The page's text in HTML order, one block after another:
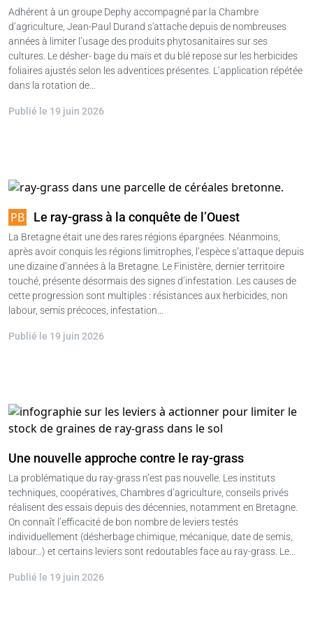
Adhérent à un groupe Dephy accompagné par la Chambre
d’agriculture, Jean-Paul Durand s'attache depuis de nombreuses
années à limiter l’usage des produits phytosanitaires sur ses
cultures. Le désher- bage du maïs et du blé repose sur les herbicides
foliaires ajustés selon les adventices présentes. L’application répétée
dans la rotation de…
Publié le 19 juin 2026
Le ray-grass à la conquête de l’Ouest
La Bretagne était une des rares régions épargnées. Néanmoins,
après avoir conquis les régions limitrophes, l’espèce s’attaque depuis
une dizaine d’années à la Bretagne. Le Finistère, dernier territoire
touché, présente désormais des signes d’infestation. Les causes de
cette progression sont multiples : résistances aux herbicides, non
labour, semis précoces, infestation…
Publié le 19 juin 2026
Une nouvelle approche contre le ray-grass
La problématique du ray-grass n’est pas nouvelle. Les instituts
techniques, coopératives, Chambres d’agriculture, conseils privés
réalisent des essais depuis des décennies, notamment en Bretagne.
On connaît l’efficacité de bon nombre de leviers testés
individuellement (désherbage chimique, mécanique, date de semis,
labour…) et certains leviers sont redoutables face au ray-grass. Le…
Publié le 19 juin 2026